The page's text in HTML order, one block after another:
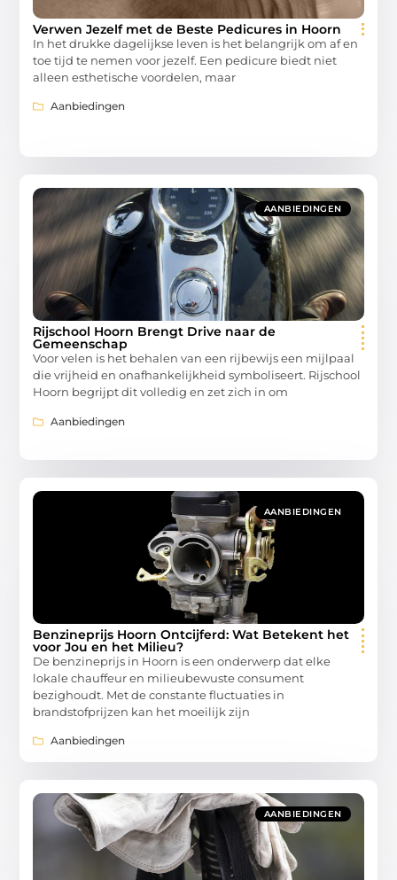
Verwen Jezelf met de Beste Pedicures in Hoorn
In het drukke dagelijkse leven is het belangrijk om af en
toe tijd te nemen voor jezelf. Een pedicure biedt niet
alleen esthetische voordelen, maar
Aanbiedingen
AANBIEDINGEN
Rijschool Hoorn Brengt Drive naar de
Gemeenschap
Voor velen is het behalen van een rijbewijs een mijlpaal
die vrijheid en onafhankelijkheid symboliseert. Rijschool
Hoorn begrijpt dit volledig en zet zich in om
Aanbiedingen
AANBIEDINGEN
Benzineprijs Hoorn Ontcijferd: Wat Betekent het
voor Jou en het Milieu?
De benzineprijs in Hoorn is een onderwerp dat elke
lokale chauffeur en milieubewuste consument
bezighoudt. Met de constante fluctuaties in
brandstofprijzen kan het moeilijk zijn
Aanbiedingen
AANBIEDINGEN